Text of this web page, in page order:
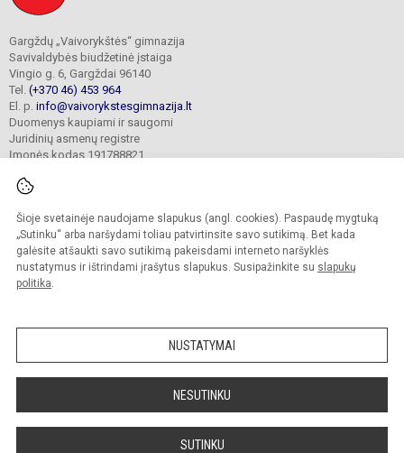
Šioje svetainėje naudojame slapukus (angl. cookies). Paspaudę mygtuką
„Sutinku“ arba naršydami toliau patvirtinsite savo sutikimą. Bet kada
galėsite atšaukti savo sutikimą pakeisdami interneto naršyklės
nustatymus ir ištrindami įrašytus slapukus. Susipažinkite su slapukų
politika.
NUSTATYMAI
NESUTINKU
SUTINKU
Gargždų „Vaivorykštės“ gimnazija
Savivaldybės biudžetinė įstaiga
Vingio g. 6, Gargždai 96140
Tel. (+370 46) 453 964
El. p. info@vaivorykstesgimnazija.lt
Duomenys kaupiami ir saugomi
Juridinių asmenų registre
Įmonės kodas 191788821
© 2022. Gargždų „Vaivorykštės“ gimnazija. Visos teisės saugomos.
Kopijuoti turinį be raštiško gimnazijos sutikimo griežtai draudžiama.
Prieinamumo paraiška Slapukų valdymas
Sumanus būdas atnaujinti